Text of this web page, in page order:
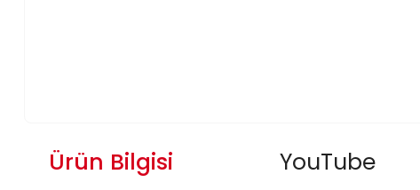
Ürün Bilgisi YouTube